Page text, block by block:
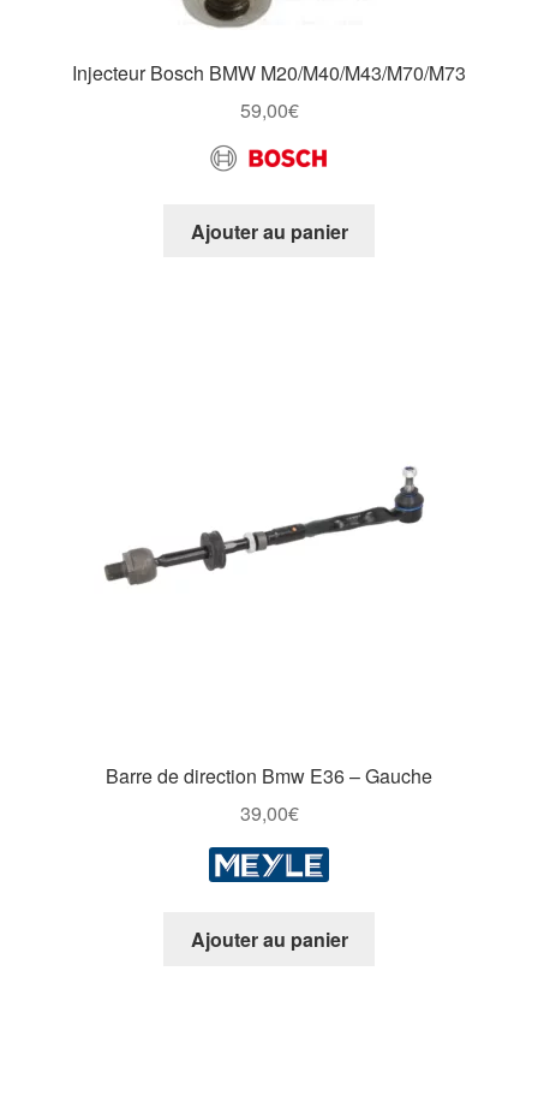
Injecteur Bosch BMW M20/M40/M43/M70/M73
59,00€
Ajouter au panier
Barre de direction Bmw E36 – Gauche
39,00€
Ajouter au panier